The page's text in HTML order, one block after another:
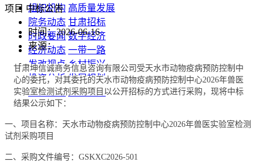
组织机构 高质量发展
院务动态 甘肃招标
时政要闻 数字经济
经济动态 一带一路
发改视点 乡村振兴
投资分析 发展规划
监测预测 文库下载
项目 中标公告
时间：2026-06-16
来源：
甘肃坤信诚商务信息咨询有限公司受天水市动物疫病预防控制中
心的委托，对其委托的天水市动物疫病预防控制中心2026年兽医
实验室检测试剂采购项目 以公开招标的方式进行采购，现将中标
结果公示如下：
一、 项目名称： 天水市动物疫病预防控制中心2026年兽医实验室检测
试剂采购项目
二、采购文件编号： GSKXC2026-501